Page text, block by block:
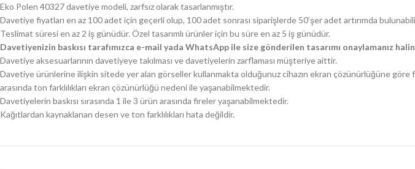
Eko Polen 40327 davetiye modeli, zarfsız olarak tasarlanmıştır.
Davetiye fiyatları en az 100 adet için geçerli olup, 100 adet sonrası siparişlerde 50’şer adet artırımda
Teslimat süresi en az 2 iş günüdür. Özel tasarımlı ürünler için bu süre en az 5 iş günüdür.
Davetiyenizin baskısı tarafımızca e-mail yada WhatsApp ile size gönderilen tasarımı onaylamanız
Davetiye aksesuarlarının davetiyeye takılması ve davetiyelerin zarflaması müşteriye aittir.
Davetiye ürünlerine ilişkin sitede yer alan görseller kullanmakta olduğunuz cihazın ekran çözünürlüğüne göre
arasında ton farklılıkları ekran çözünürlüğü nedeni ile yaşanabilmektedir.
Davetiyelerin baskısı sırasında 1 ile 3 ürün arasında fireler yaşanabilmektedir.
Kağıtlardan kaynaklanan desen ve ton farklılıkları hata değildir.